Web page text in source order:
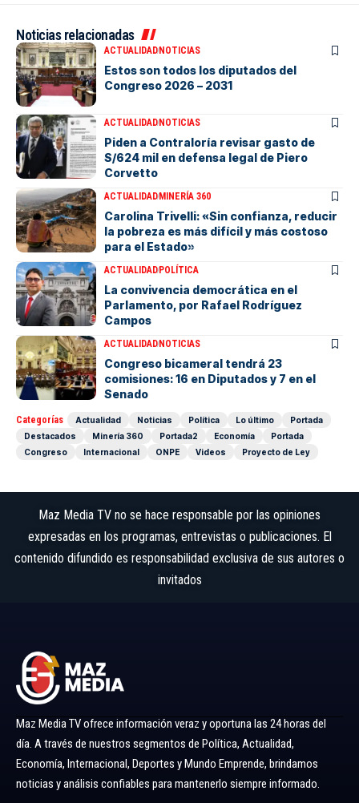
Noticias relacionadas
ACTUALIDADNOTICIAS
Estos son todos los diputados del
Congreso 2026 – 2031
ACTUALIDADNOTICIAS
Piden a Contraloría revisar gasto de
S/624 mil en defensa legal de Piero
Corvetto
ACTUALIDADMINERÍA 360
Carolina Trivelli: «Sin confianza, reducir
la pobreza es más difícil y más costoso
para el Estado»
ACTUALIDADPOLÍTICA
La convivencia democrática en el
Parlamento, por Rafael Rodríguez
Campos
ACTUALIDADNOTICIAS
Congreso bicameral tendrá 23
comisiones: 16 en Diputados y 7 en el
Senado
Categorías Actualidad Noticias Política Lo último
Portada
Destacados
Minería 360 Portada2 Economía
Portada
Congreso
Internacional ONPE Videos Proyecto de Ley
Maz Media TV no se hace responsable por las opiniones
expresadas en los programas, entrevistas o publicaciones. El
contenido difundido es responsabilidad exclusiva de sus autores o
invitados
Maz Media TV ofrece información veraz y oportuna las 24 horas del
día. A través de nuestros segmentos de Política, Actualidad,
Economía, Internacional, Deportes y Mundo Emprende, brindamos
noticias y análisis confiables para mantenerlo siempre informado.